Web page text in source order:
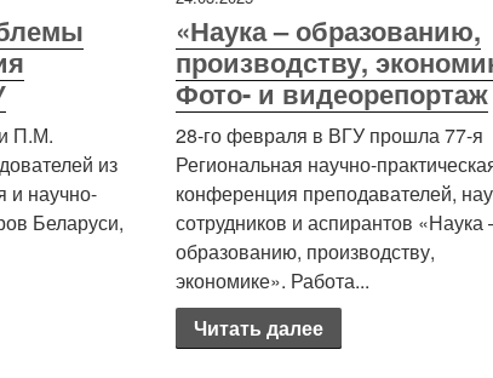
П.М.
из
и научно-
Беларуси,
«Наука – образованию,
производству,
Фото- и видеорепортаж
28-го февраля в ВГУ прошла 77-я
Региональная научно-
конференция преподавателей,
сотрудников и аспирантов «Наука
образованию, производству,
экономике». Работа...
Читать далее